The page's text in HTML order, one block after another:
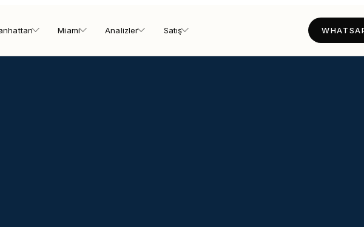
Miami Analizler Satış